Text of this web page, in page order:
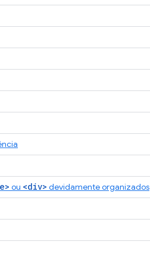
ou <div> devidamente organizados